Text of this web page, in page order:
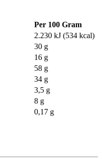
Per 100 Gram
2.230 kJ (534 kcal)
30 g
16 g
58 g
34 g
3,5 g
8 g
0,17 g